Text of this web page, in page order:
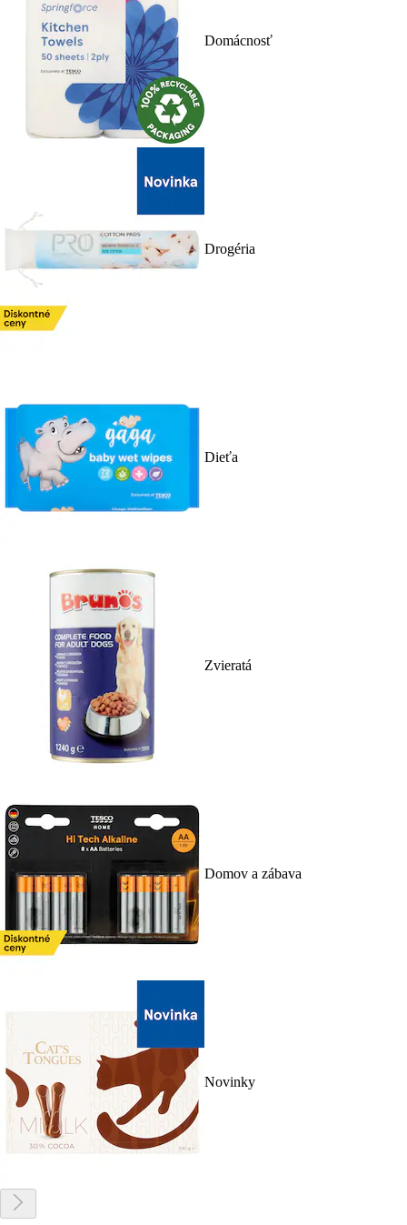
Domácnosť
Drogéria
Dieťa
Zvieratá
Domov a zábava
Novinky